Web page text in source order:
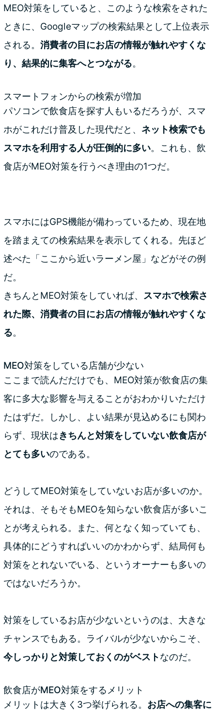
MEO対策をしていると、このような検索をされた
ときに、Googleマップの検索結果として上位表示
される。 消費者の目にお店の情報が触れやすくな
り、結果的に集客へとつながる。
スマートフォンからの検索が増加
パソコンで飲食店を探す人もいるだろうが、スマ
ホがこれだけ普及した現代だと、 ネット検索でも
スマホを利用する人が圧倒的に多い。これも、飲
食店がMEO対策を行うべき理由の1つだ。
スマホにはGPS機能が備わっているため、現在地
を踏まえての検索結果を表示してくれる。先ほど
述べた「ここから近いラーメン屋」などがその例
だ。
きちんとMEO対策をしていれば、 スマホで検索さ
れた際、消費者の目にお店の情報が触れやすくな
る。
MEO対策をしている店舗が少ない
ここまで読んだだけでも、MEO対策が飲食店の集
客に多大な影響を与えることがおわかりいただけ
たはずだ。しかし、よい結果が見込めるにも関わ
らず、現状はきちんと対策をしていない飲食店が
とても多いのである。
どうしてMEO対策をしていないお店が多いのか。
それは、そもそもMEOを知らない飲食店が多いこ
とが考えられる。また、何となく知っていても、
具体的にどうすればいいのかわからず、結局何も
対策をとれないでいる、というオーナーも多いの
ではないだろうか。
対策をしているお店が少ないというのは、大きな
チャンスでもある。ライバルが少ないからこそ、
今しっかりと対策しておくのがベストなのだ。
飲食店がMEO対策をするメリット
メリットは大きく3つ挙げられる。 お店への集客に